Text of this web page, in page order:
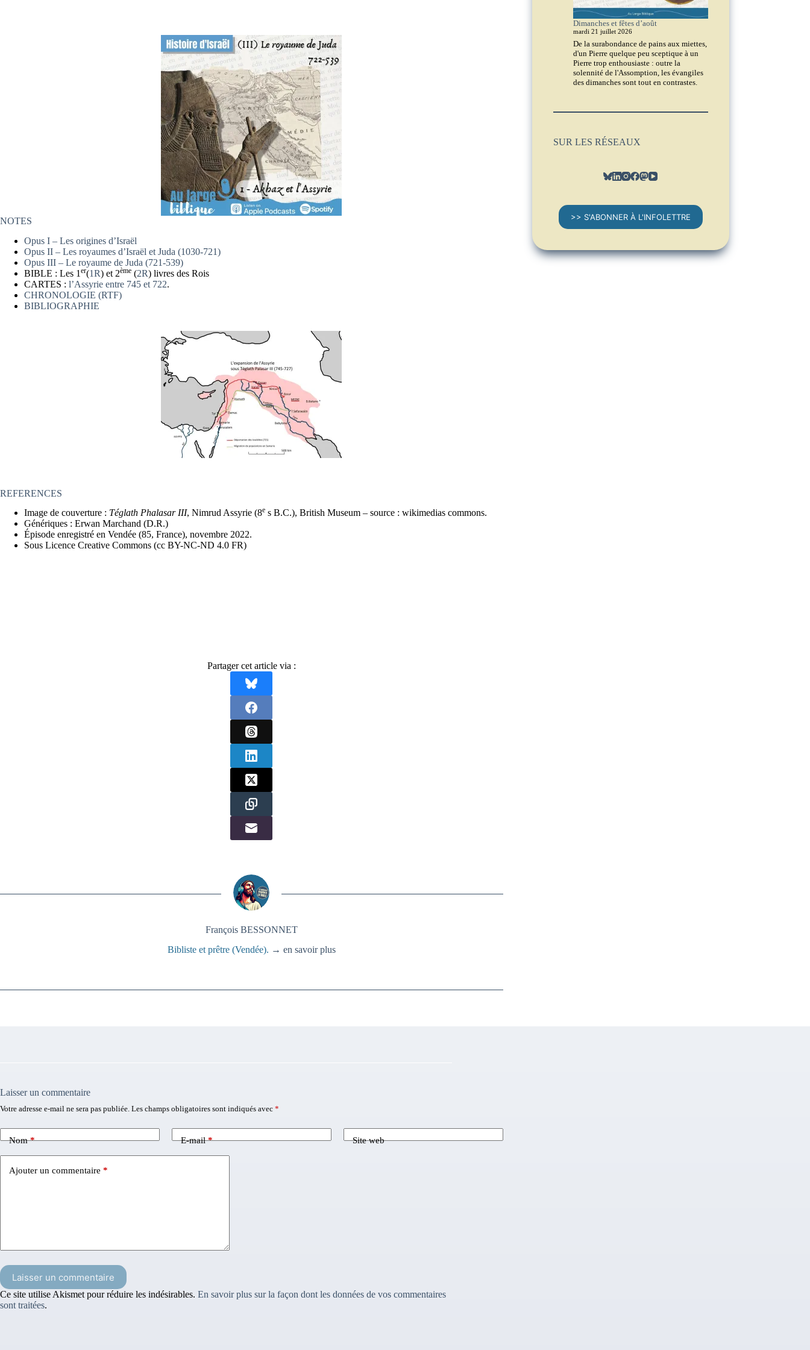
NOTES
Opus I – Les origines d’Israël
Opus II – Les royaumes d’Israël et Juda (1030-721)
Opus III – Le royaume de Juda (721-539)
BIBLE : Les 1 er(1R) et 2ème (2R) livres des Rois
CARTES : l’Assyrie entre 745 et 722.
CHRONOLOGIE (RTF)
BIBLIOGRAPHIE
REFERENCES
Image de couverture : Téglath Phalasar III, Nimrud Assyrie (8e s B.C.), British Museum – source : wikimedias commons.
Génériques : Erwan Marchand (D.R.)
Épisode enregistré en Vendée (85, France), novembre 2022.
Sous Licence Creative Commons (cc BY-NC-ND 4.0 FR)
Partager cet article via :
François BESSONNET
Bibliste et prêtre (Vendée). → en savoir plus
Dimanches et fêtes d’août
mardi 21 juillet 2026
De la surabondance de pains aux miettes,
d'un Pierre quelque peu sceptique à un
Pierre trop enthousiaste : outre la
solennité de l'Assomption, les évangiles
des dimanches sont tout en contrastes.
SUR LES RÉSEAUX
>> S'ABONNER À L'INFOLETTRE
Laisser un commentaire
Votre adresse e-mail ne sera pas publiée. Les champs obligatoires sont indiqués avec *
Nom* E-mail* Site web
Ajouter un commentaire *
Laisser un commentaire
Ce site utilise Akismet pour réduire les indésirables. En savoir plus sur la façon dont les données de vos commentaires
sont traitées.